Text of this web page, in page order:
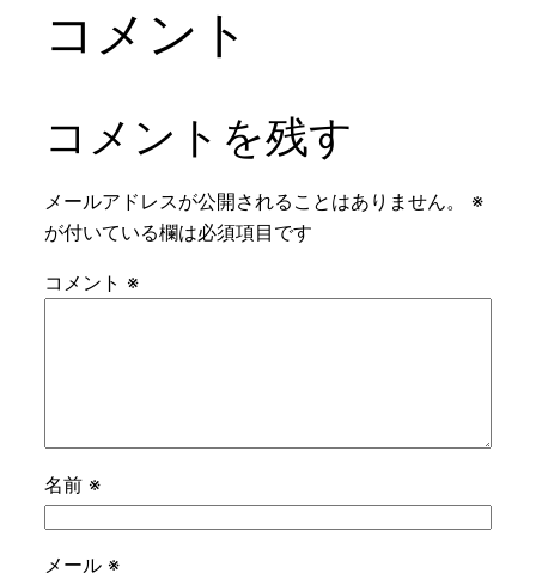
コメント
コメントを残す
メールアドレスが公開されることはありません。
※
が付いている欄は必須項目です
コメント ※
名前 ※
メール ※